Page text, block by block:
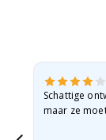
Schattige
maar ze